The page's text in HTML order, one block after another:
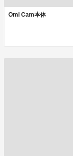
Omi Cam本体